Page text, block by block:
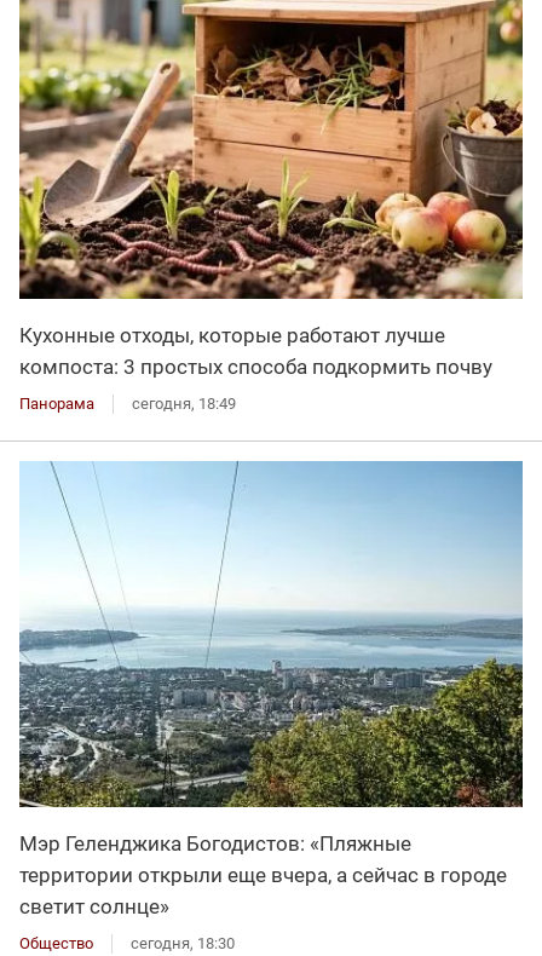
Кухонные отходы, которые работают лучше
компоста: 3 простых способа подкормить почву
Панорама сегодня, 18:49
Мэр Геленджика Богодистов: «Пляжные
территории открыли еще вчера, а сейчас в городе
светит солнце»
Общество сегодня, 18:30